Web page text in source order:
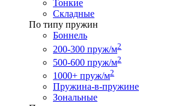
Тонкие
Складные
По типу пружин
Боннель
200-300 пруж/м2
500-600 пруж/м2
1000+ пруж/м2
Пружина-в-пружине
Зональные